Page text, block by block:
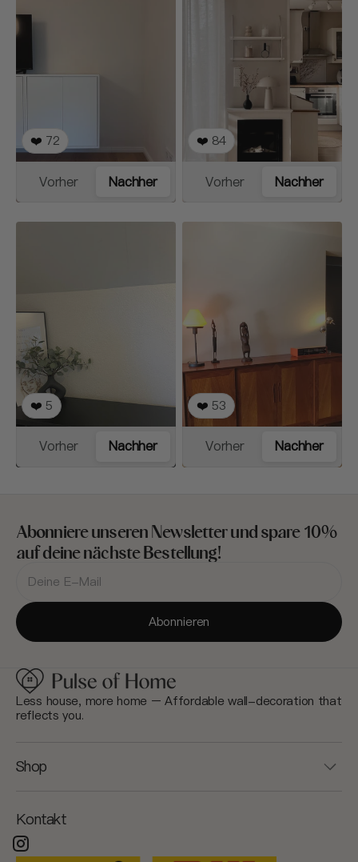
❤️ 72
Vorher Nachher
❤️ 84
Vorher Nachher
❤️ 5
Vorher Nachher
❤️ 53
Vorher Nachher
Abonniere unseren Newsletter und spare 10%
auf deine nächste Bestellung!
Mail-
Adresse
Abonnieren
Less house, more home – Affordable wall-decoration that
reflects you.
Shop
Kontakt
Instagram